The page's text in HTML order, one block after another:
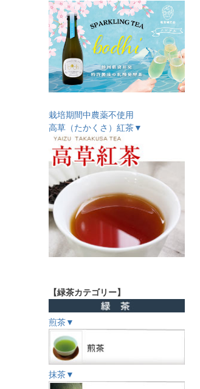
栽培期間中農薬不使用
高草（たかくさ）紅茶▼
【緑茶カテゴリー】
煎茶▼
抹茶▼